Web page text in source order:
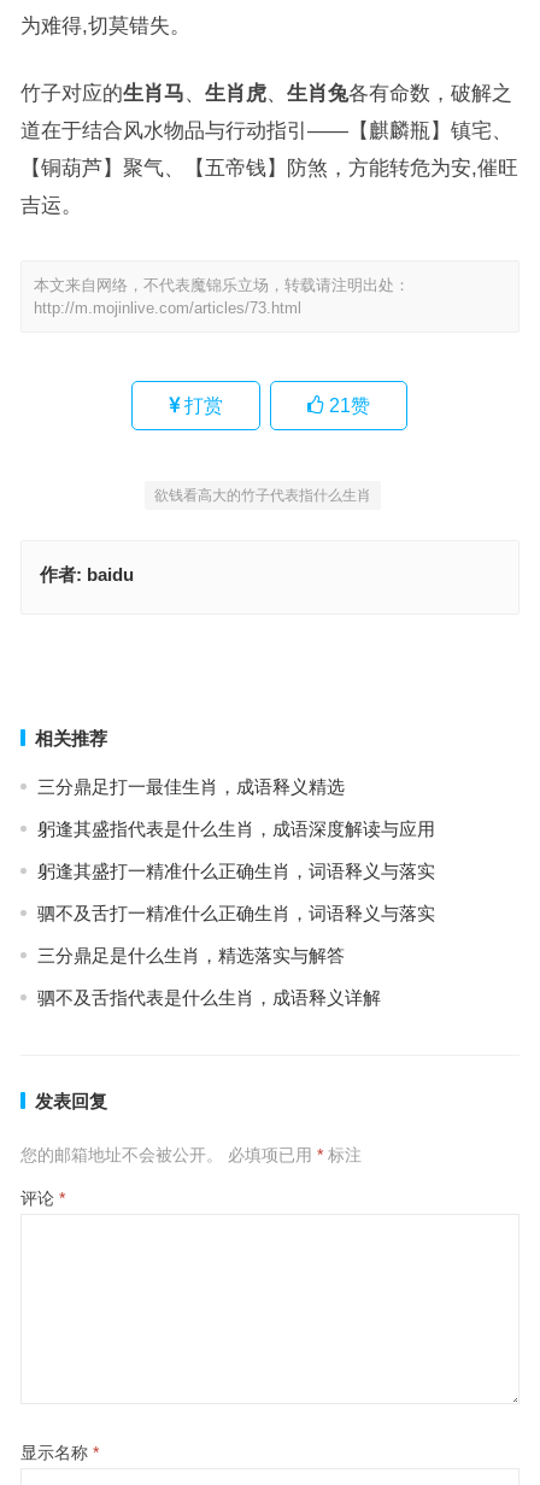
为难得,切莫错失。
竹子对应的生肖马、 生肖虎、 生肖兔各有命数，破解之
道在于结合风水物品与行动指引——【麒麟瓶】镇宅、
【铜葫芦】聚气、【五帝钱】防煞，方能转危为安,催旺
吉运。
本文来自网络，不代表魔锦乐立场，转载请注明出处：
http://m.mojinlive.com/articles/73.html
打赏 21赞
欲钱看高大的竹子代表指什么生肖
作者: baidu
相关推荐
三分鼎足打一最佳生肖，成语释义精选
躬逢其盛指代表是什么生肖，成语深度解读与应用
躬逢其盛打一精准什么正确生肖，词语释义与落实
驷不及舌打一精准什么正确生肖，词语释义与落实
三分鼎足是什么生肖，精选落实与解答
驷不及舌指代表是什么生肖，成语释义详解
发表回复
您的邮箱地址不会被公开。 必填项已用 *标注
评论 *
显示名称 *